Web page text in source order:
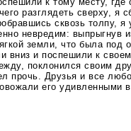
разглядеть сверху, я
сквозь толпу, я
невредим: выпрыгнув
земли, что была под
вниз и поспешили к
поклонился своим
прочь. Друзья и все
его удивленными